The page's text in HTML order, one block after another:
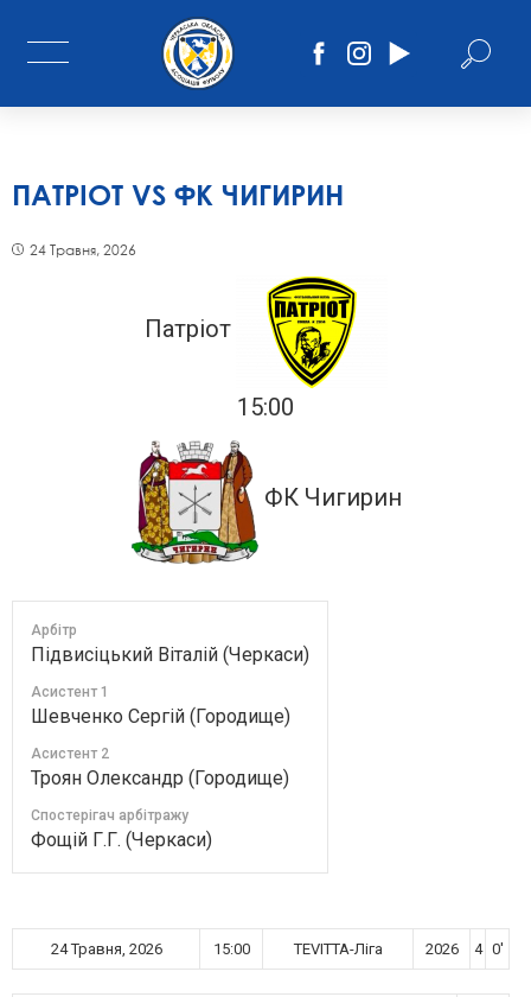
ПАТРІОТ VS ФК ЧИГИРИН
24 Травня, 2026
Патріот
15:00
ФК Чигирин
Арбітр
Підвисіцький Віталій (Черкаси)
Асистент 1
Шевченко Сергій (Городище)
Асистент 2
Троян Олександр (Городище)
Спостерігач арбітражу
Фощій Г.Г. (Черкаси)
24 Травня, 2026 15:00 TEVITTA-Ліга 2026 4 0'